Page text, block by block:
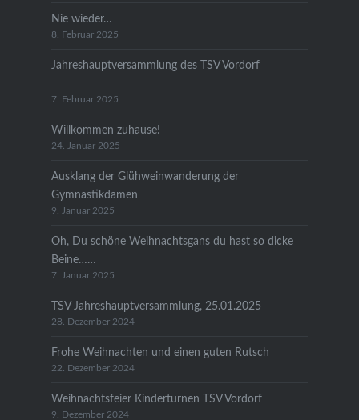
Nie wieder…
8. Februar 2025
Jahreshauptversammlung des TSV Vordorf
7. Februar 2025
Willkommen zuhause!
24. Januar 2025
Ausklang der Glühweinwanderung der
Gymnastikdamen
9. Januar 2025
Oh, Du schöne Weihnachtsgans du hast so dicke
Beine……
7. Januar 2025
TSV Jahreshauptversammlung, 25.01.2025
28. Dezember 2024
Frohe Weihnachten und einen guten Rutsch
22. Dezember 2024
Weihnachtsfeier Kinderturnen TSV Vordorf
9. Dezember 2024